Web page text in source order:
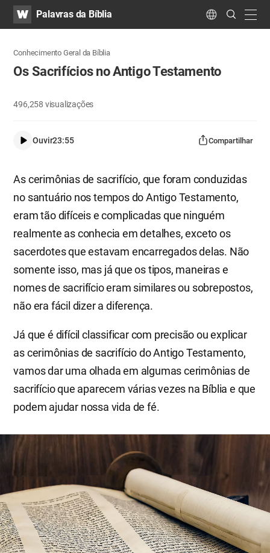
WATVPalavras da Bíblia Language
Search
Submit
Conhecimento Geral da Bíblia
Os Sacrifícios no Antigo Testamento
496,258 visualizações
Ouvir23:55 Compartilhar
As cerimônias de sacrifício, que foram conduzidas
no santuário nos tempos do Antigo Testamento,
eram tão difíceis e complicadas que ninguém
realmente as conhecia em detalhes, exceto os
sacerdotes que estavam encarregados delas. Não
somente isso, mas já que os tipos, maneiras e
nomes de sacrifício eram similares ou sobrepostos,
não era fácil dizer a diferença.
Já que é difícil classificar com precisão ou explicar
as cerimônias de sacrifício do Antigo Testamento,
vamos dar uma olhada em algumas cerimônias de
sacrifício que aparecem várias vezes na Bíblia e que
podem ajudar nossa vida de fé.